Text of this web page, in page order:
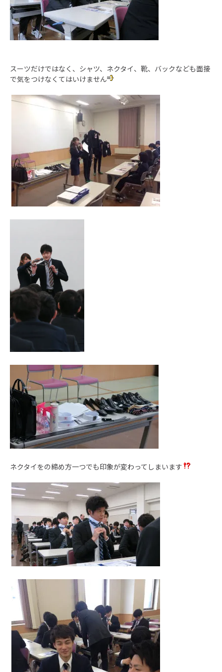
スーツだけではなく、シャツ、ネクタイ、靴、バックなども面接
で気をつけなくてはいけません
ネクタイをの締め方一つでも印象が変わってしまいます